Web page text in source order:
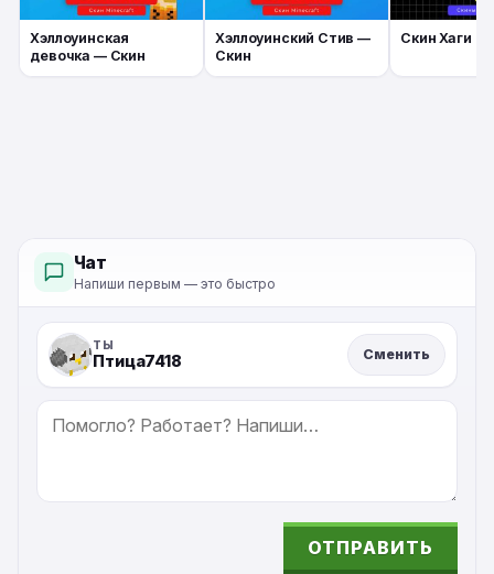
Хэллоуинская
девочка — Скин
Хэллоуинский Стив —
Скин
Скин Хаги
Чат
Напиши первым — это быстро
ТЫ
Птица7418 Сменить
СООБЩЕНИЕ
ОТПРАВИТЬ